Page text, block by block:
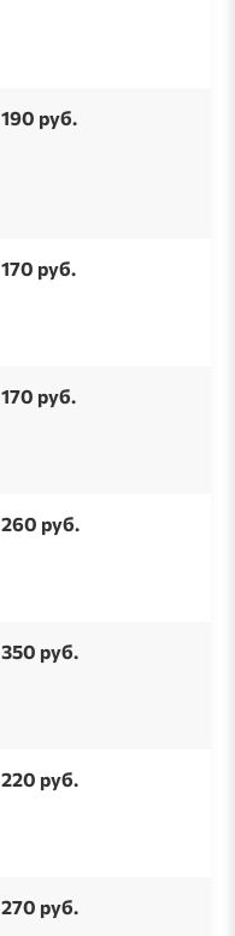
190 pуб.
170 pуб.
170 руб.
260 pуб.
350 руб.
220 руб.
270 руб.